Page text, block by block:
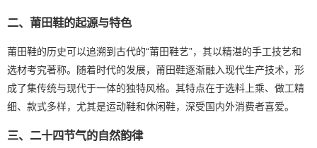
二、莆田鞋的起源与特色
莆田鞋的历史可以追溯到古代的“莆田鞋艺”，其以精湛的手工技艺和
选材考究著称。随着时代的发展，莆田鞋逐渐融入现代生产技术，形
成了集传统与现代于一体的独特风格。其特点在于选料上乘、做工精
细、款式多样，尤其是运动鞋和休闲鞋，深受国内外消费者喜爱。
三、二十四节气的自然韵律